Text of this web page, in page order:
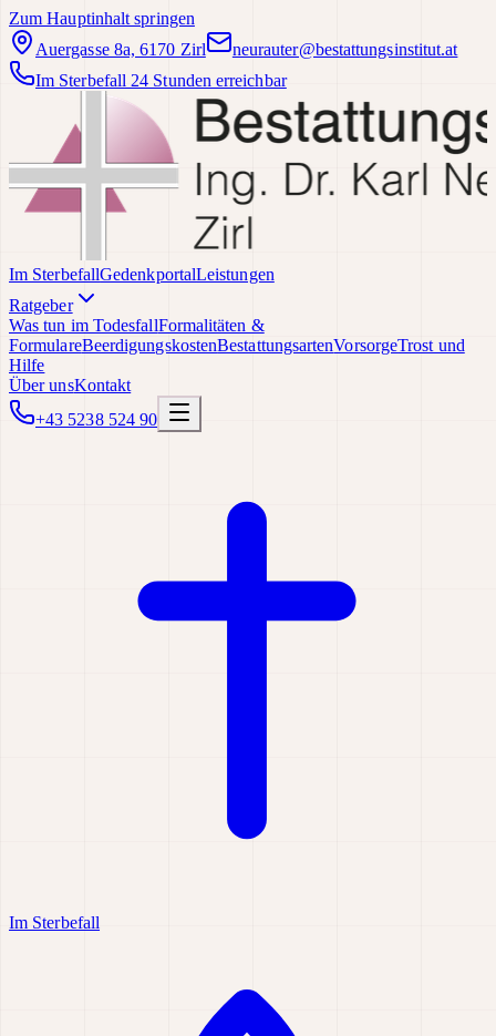
Zum Hauptinhalt springen
Auergasse 8a, 6170 Zirl
neurauter@bestattungsinstitut.at
Im Sterbefall 24 Stunden erreichbar
Im SterbefallGedenkportalLeistungen
Ratgeber
Was tun im TodesfallFormalitäten &
FormulareBeerdigungskostenBestattungsartenVorsorgeTrost und
Hilfe
Über unsKontakt
+43 5238 524 90
Im Sterbefall